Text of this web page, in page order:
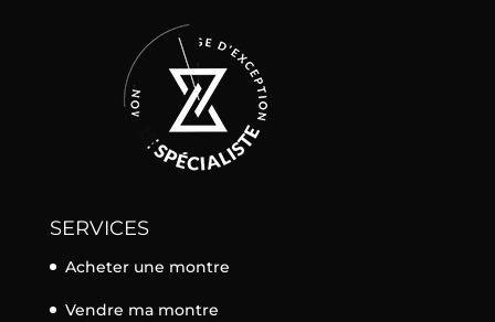
SERVICES
Acheter une montre
Vendre ma montre